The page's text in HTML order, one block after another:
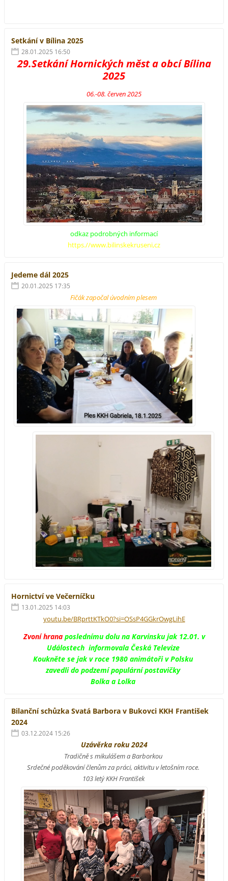
Setkání v Bílina 2025
28.01.2025 16:50
29.Setkání Hornických měst a obcí Bílina
2025
06.-08. červen 2025
odkaz podrobných informací
https.//www.bilinskekruseni,cz
Jedeme dál 2025
20.01.2025 17:35
Fičák započal úvodním plesem
Hornictví ve Večerníčku
13.01.2025 14:03
youtu.be/BRprttKTkO0?si=OSsP4GGkrOwgLihE
Zvoní hrana poslednímu dolu na Karvinsku jak 12.01. v
Událostech informovala Česká Televize
Koukněte se jak v roce 1980 animátoři v Polsku
zavedli do podzemí populární postavičky
Bolka a Lolka
Bilanční schůzka Svatá Barbora v Bukovci KKH František
2024
03.12.2024 15:26
Uzávěrka roku 2024
Tradičně s mikulášem a Barborkou
Srdečné poděkování členům za práci, aktivitu v letošním roce.
103 letý KKH František